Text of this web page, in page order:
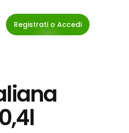
Registrati o Accedi